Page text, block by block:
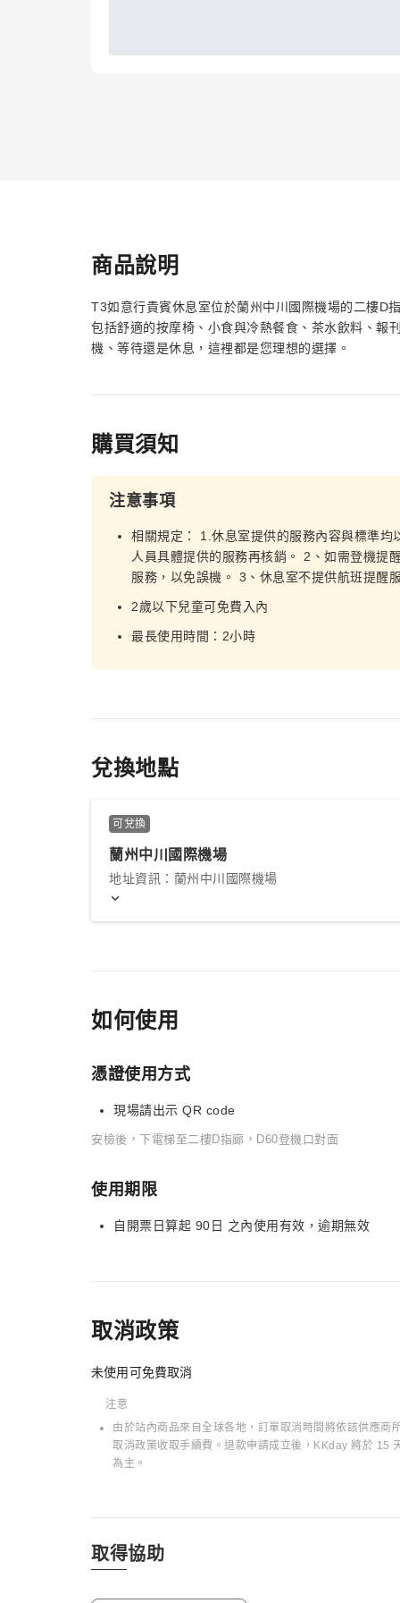
商品說明
T3如意行貴賓休息室位於蘭州中川國際機場的二樓D
包括舒適的按摩椅、小食與冷熱餐食、茶水飲料、報
機、等待還是休息，這裡都是您理想的選擇。
購買須知
注意事項
相關規定： 1.休息室提供的服務內容與標準
人員具體提供的服務再核銷。 2、如需登機提
服務，以免誤機。 3、休息室不提供航班提醒
2歲以下兒童可免費入內
最長使用時間：2小時
兌換地點
可兌換
蘭州中川國際機場
地址資訊：蘭州中川國際機場
如何使用
憑證使用方式
現場請出示 QR code
安檢後，下電梯至二樓D指廊，D60登機口對面
使用期限
自開票日算起 90日 之內使用有效，逾期無效
取消政策
未使用可免費取消
注意
由於站內商品來自全球各地，訂單取消時間將依該供應
取消政策收取手續費。退款申請成立後，KKday 將於 15
為主。
取得協助